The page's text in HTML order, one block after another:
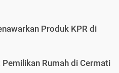
Produk KPR di
Rumah di Cermati